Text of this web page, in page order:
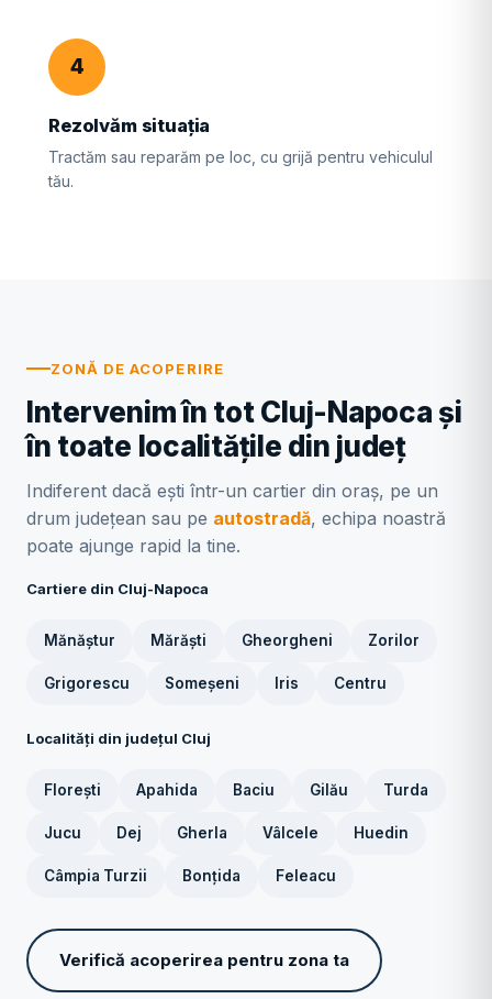
4
Rezolvăm situația
Tractăm sau reparăm pe loc, cu grijă pentru vehiculul
tău.
ZONĂ DE ACOPERIRE
Intervenim în tot Cluj-Napoca și
în toate localitățile din județ
Indiferent dacă ești într-un cartier din oraș, pe un
drum județean sau pe autostradă, echipa noastră
poate ajunge rapid la tine.
Cartiere din Cluj-Napoca
Mănăștur Mărăști Gheorgheni Zorilor
Grigorescu Someșeni Iris Centru
Localități din județul Cluj
Florești Apahida Baciu Gilău Turda
Jucu Dej Gherla Vâlcele Huedin
Câmpia Turzii Bonțida Feleacu
Verifică acoperirea pentru zona ta